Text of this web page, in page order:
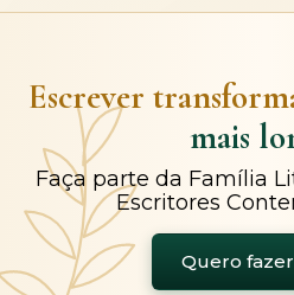
Escrever
mais
Faça parte da Família
Escritores
Quero